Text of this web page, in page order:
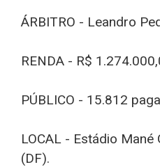
ÁRBITRO - Leandro
RENDA - R$
PÚBLICO - 15.812
LOCAL - Estádio Mané
(DF).